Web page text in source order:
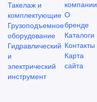
Такелаж и
комплектующие
Грузоподъемное
оборудование
Гидравлический
и
электрический
инструмент
компании
О
бренде
Каталоги
Контакты
Карта
сайта